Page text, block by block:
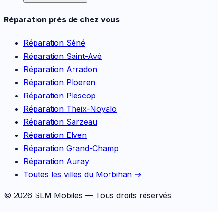
Réparation près de chez vous
Réparation Séné
Réparation Saint-Avé
Réparation Arradon
Réparation Ploeren
Réparation Plescop
Réparation Theix-Noyalo
Réparation Sarzeau
Réparation Elven
Réparation Grand-Champ
Réparation Auray
Toutes les villes du Morbihan →
© 2026 SLM Mobiles — Tous droits réservés